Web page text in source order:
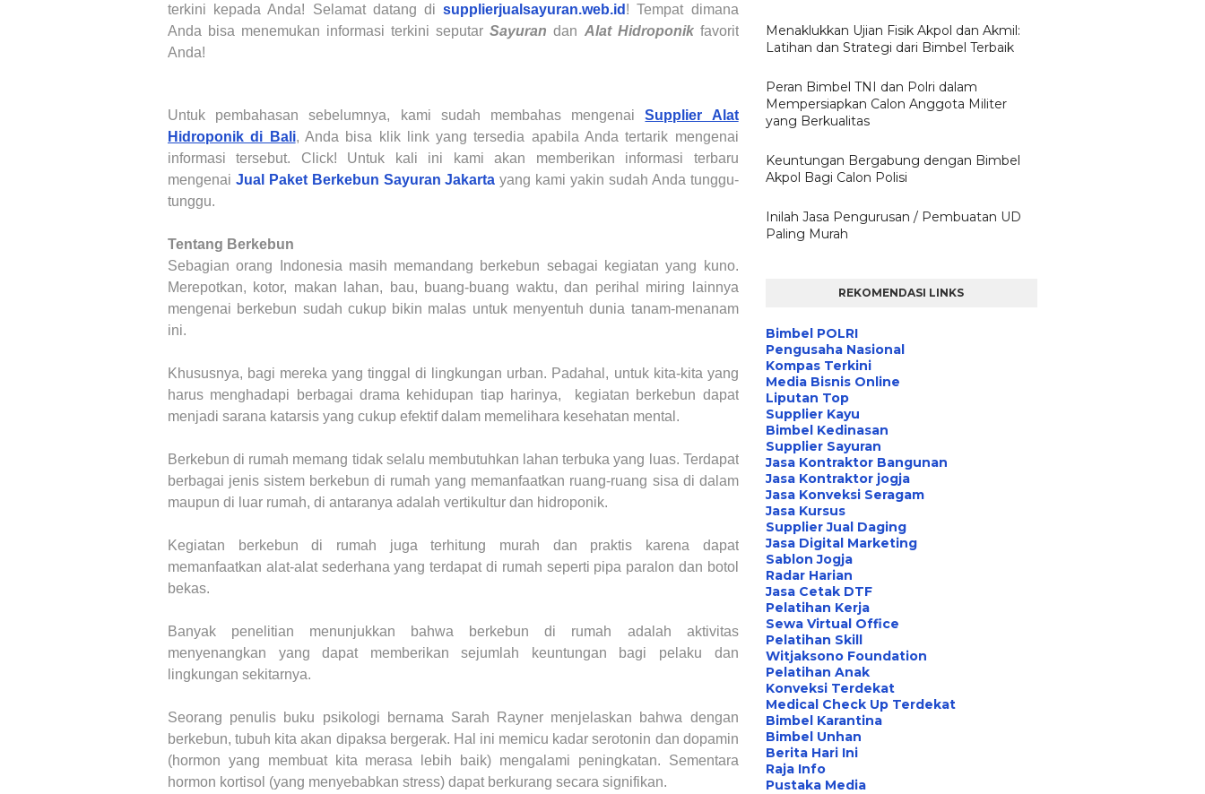
terkini kepada Anda! Selamat datang disupplierjualsayuran.web.id ! Tempat dimana
Anda bisa menemukan informasi terkini seputarSayuran dan Alat Hidroponikfavorit
Anda!
Untuk pembahasan sebelumnya, kami sudah membahas mengenaiSupplier Alat
Hidroponik di Bali, Anda bisa klik link yang tersedia apabila Anda tertarik mengenai
informasi tersebut. Click! Untuk kali ini kami akan memberikan informasi terbaru
mengenai Jual Paket Berkebun Sayuran Jakarta yang kami yakin sudah Anda tunggu-
tunggu.
Tentang Berkebun
Sebagian orang Indonesia masih memandang berkebun sebagai kegiatan yang kuno.
Merepotkan, kotor, makan lahan, bau, buang-buang waktu, dan perihal miring lainnya
mengenai berkebun sudah cukup bikin malas untuk menyentuh dunia tanam-menanam
ini.
Khususnya, bagi mereka yang tinggal di lingkungan urban. Padahal, untuk kita-kita yang
harus menghadapi berbagai drama kehidupan tiap harinya, kegiatan berkebun dapat
menjadi sarana katarsis yang cukup efektif dalam memelihara kesehatan mental.
Berkebun di rumah memang tidak selalu membutuhkan lahan terbuka yang luas. Terdapat
berbagai jenis sistem berkebun di rumah yang memanfaatkan ruang-ruang sisa di dalam
maupun di luar rumah, di antaranya adalah vertikultur dan hidroponik.
Kegiatan berkebun di rumah juga terhitung murah dan praktis karena dapat
memanfaatkan alat-alat sederhana yang terdapat di rumah seperti pipa paralon dan botol
bekas.
Banyak penelitian menunjukkan bahwa berkebun di rumah adalah aktivitas
menyenangkan yang dapat memberikan sejumlah keuntungan bagi pelaku dan
lingkungan sekitarnya.
Seorang penulis buku psikologi bernama Sarah Rayner menjelaskan bahwa dengan
berkebun, tubuh kita akan dipaksa bergerak. Hal ini memicu kadar serotonin dan dopamin
(hormon yang membuat kita merasa lebih baik) mengalami peningkatan. Sementara
hormon kortisol (yang menyebabkan stress) dapat berkurang secara signifikan.
Menaklukkan Ujian Fisik Akpol dan Akmil:
Latihan dan Strategi dari Bimbel Terbaik
Peran Bimbel TNI dan Polri dalam
Mempersiapkan Calon Anggota Militer
yang Berkualitas
Keuntungan Bergabung dengan Bimbel
Akpol Bagi Calon Polisi
Inilah Jasa Pengurusan / Pembuatan UD
Paling Murah
REKOMENDASI LINKS
Bimbel POLRI
Pengusaha Nasional
Kompas Terkini
Media Bisnis Online
Liputan Top
Supplier Kayu
Bimbel Kedinasan
Supplier Sayuran
Jasa Kontraktor Bangunan
Jasa Kontraktor jogja
Jasa Konveksi Seragam
Jasa Kursus
Supplier Jual Daging
Jasa Digital Marketing
Sablon Jogja
Radar Harian
Jasa Cetak DTF
Pelatihan Kerja
Sewa Virtual Office
Pelatihan Skill
Witjaksono Foundation
Pelatihan Anak
Konveksi Terdekat
Medical Check Up Terdekat
Bimbel Karantina
Bimbel Unhan
Berita Hari Ini
Raja Info
Pustaka Media